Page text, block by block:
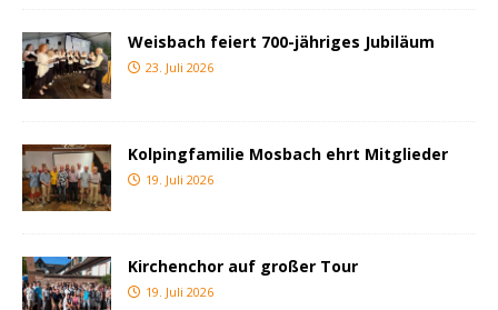
Weisbach feiert 700-jähriges Jubiläum
23. Juli 2026
Kolpingfamilie Mosbach ehrt Mitglieder
19. Juli 2026
Kirchenchor auf großer Tour
19. Juli 2026